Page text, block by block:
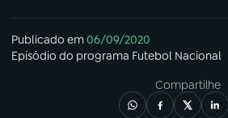
Publicado em06/09/2020
Episódio do programa Futebol Nacional
Compartilhe